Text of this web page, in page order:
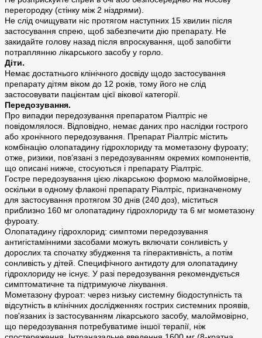
перегородку (стінку між 2 ніздрями).
Не слід очищувати ніс протягом наступних 15 хвилин після
застосування спрею, щоб забезпечити дію препарату. Не
закидайте голову назад після впроскування, щоб запобігти
потраплянню лікарського засобу у горло.
Діти.
Немає достатнього клінічного досвіду щодо застосування
препарату дітям віком до 12 років, тому його не слід
застосовувати пацієнтам цієї вікової категорії.
Передозування.
Про випадки передозування препаратом Ріалтріс не
повідомлялося. Відповідно, немає даних про наслідки гострого
або хронічного передозування. Препарат Ріалтріс містить
комбінацію олопатадину гідрохлориду та мометазону фуроату;
отже, ризики, пов’язані з передозуванням окремих компонентів,
що описані нижче, стосуються і препарату Ріалтріс.
Гостре передозування цією лікарською формою малоймовірне,
оскільки в одному флаконі препарату Ріалтріс, призначеному
для застосування протягом 30 днів (240 доз), міститься
приблизно 160 мг олопатадину гідрохлориду та 6 мг мометазону
фуроату.
Олопатадину гідрохлорид: симптоми передозування
антигістамінними засобами можуть включати сонливість у
дорослих та спочатку збудження та гіперактивність, а потім
сонливість у дітей. Специфічного антидоту для олопатадину
гідрохлориду не існує. У разі передозування рекомендується
симптоматичне та підтримуюче лікування.
Мометазону фуроат: через низьку системну біодоступність та
відсутність в клінічних дослідженнях гострих системних проявів,
пов'язаних із застосуванням лікарського засобу, малоймовірно,
що передозування потребуватиме іншої терапії, ніж